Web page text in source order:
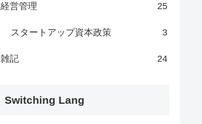
経営管理 25
スタートアップ資本政策 3
雑記 24
Switching Lang